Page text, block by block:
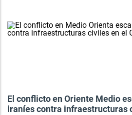
El conflicto en Oriente Medio
iraníes contra infraestructuras